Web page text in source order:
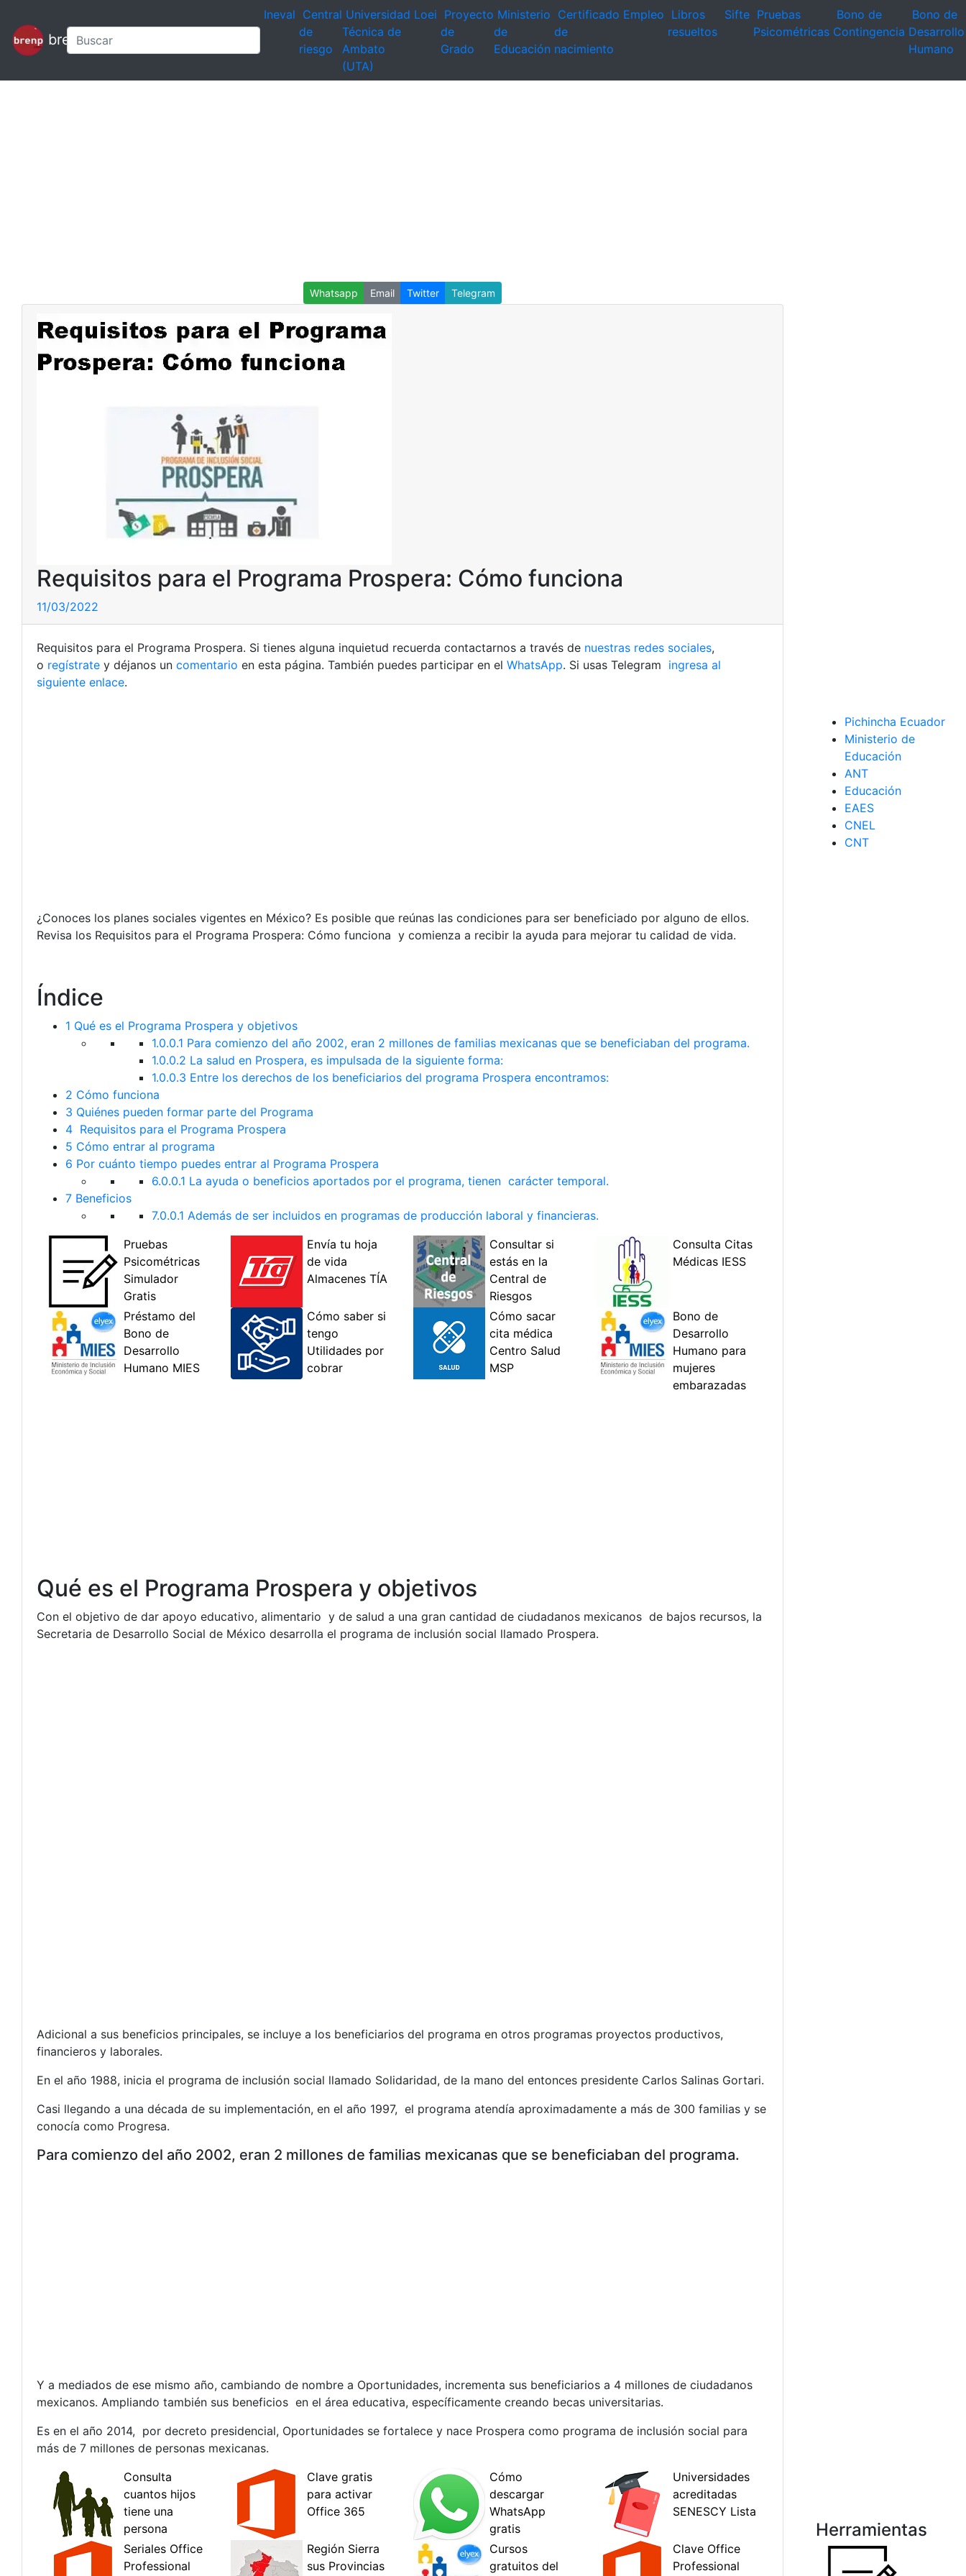
brenp
Ineval Central
de
riesgo
Universidad
Técnica de
Ambato
(UTA)
Loei Proyecto
de
Grado
Ministerio
de
Educación
Certificado
de
nacimiento
Empleo Libros
resueltos
Sifte Pruebas
Psicométricas
Bono de
Contingencia
Bono de
Desarrollo
Humano
Whatsapp Email Twitter Telegram
Requisitos para el Programa Prospera: Cómo funciona
11/03/2022
Requisitos para el Programa Prospera. Si tienes alguna inquietud recuerda contactarnos a través de nuestras redes sociales,
o regístrate y déjanos un comentario en esta página. También puedes participar en el WhatsApp. Si usas Telegram ingresa al
siguiente enlace.
¿Conoces los planes sociales vigentes en México? Es posible que reúnas las condiciones para ser beneficiado por alguno de ellos.
Revisa los Requisitos para el Programa Prospera: Cómo funciona y comienza a recibir la ayuda para mejorar tu calidad de vida.
Índice
1 Qué es el Programa Prospera y objetivos
1.0.0.1 Para comienzo del año 2002, eran 2 millones de familias mexicanas que se beneficiaban del programa.
1.0.0.2 La salud en Prospera, es impulsada de la siguiente forma:
1.0.0.3 Entre los derechos de los beneficiarios del programa Prospera encontramos:
2 Cómo funciona
3 Quiénes pueden formar parte del Programa
4 Requisitos para el Programa Prospera
5 Cómo entrar al programa
6 Por cuánto tiempo puedes entrar al Programa Prospera
6.0.0.1 La ayuda o beneficios aportados por el programa, tienen carácter temporal.
7 Beneficios
7.0.0.1 Además de ser incluidos en programas de producción laboral y financieras.
Qué es el Programa Prospera y objetivos
Con el objetivo de dar apoyo educativo, alimentario y de salud a una gran cantidad de ciudadanos mexicanos de bajos recursos, la
Secretaria de Desarrollo Social de México desarrolla el programa de inclusión social llamado Prospera.
Adicional a sus beneficios principales, se incluye a los beneficiarios del programa en otros programas proyectos productivos,
financieros y laborales.
En el año 1988, inicia el programa de inclusión social llamado Solidaridad, de la mano del entonces presidente Carlos Salinas Gortari.
Casi llegando a una década de su implementación, en el año 1997, el programa atendía aproximadamente a más de 300 familias y se
conocía como Progresa.
Para comienzo del año 2002, eran 2 millones de familias mexicanas que se beneficiaban del programa.
Y a mediados de ese mismo año, cambiando de nombre a Oportunidades, incrementa sus beneficiarios a 4 millones de ciudadanos
mexicanos. Ampliando también sus beneficios en el área educativa, específicamente creando becas universitarias.
Es en el año 2014, por decreto presidencial, Oportunidades se fortalece y nace Prospera como programa de inclusión social para
más de 7 millones de personas mexicanas.
Pichincha Ecuador
Ministerio de
Educación
ANT
Educación
EAES
CNEL
CNT
Herramientas